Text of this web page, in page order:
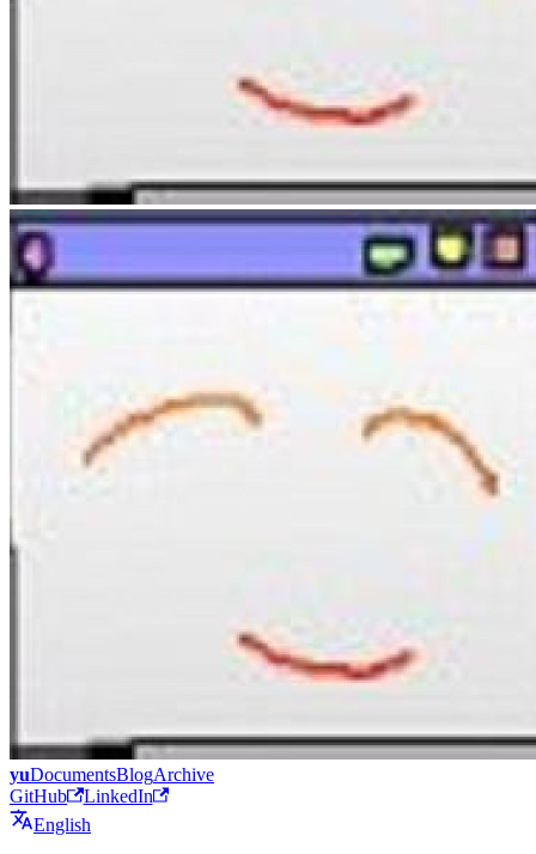
yuDocumentsBlogArchive
GitHub
LinkedIn
English